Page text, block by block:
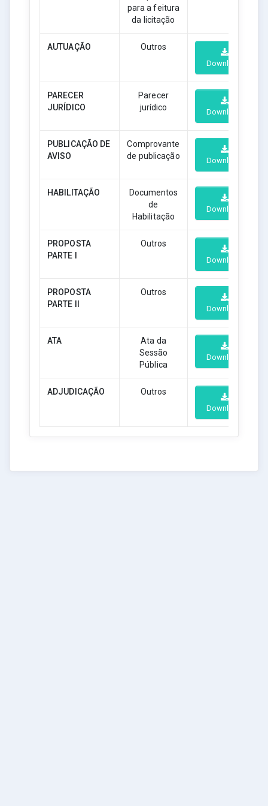
para a feitura
da licitação
AUTUAÇÃO Outros
Download
PARECER
JURÍDICO
Parecer
jurídico
Download
PUBLICAÇÃO DE
AVISO
Comprovante
de publicação
Download
HABILITAÇÃO
Documentos
de
Habilitação
Download
PROPOSTA
PARTE I
Outros
Download
PROPOSTA
PARTE II
Outros
Download
ATA
Ata da
Sessão
Pública
Download
ADJUDICAÇÃO Outros
Download